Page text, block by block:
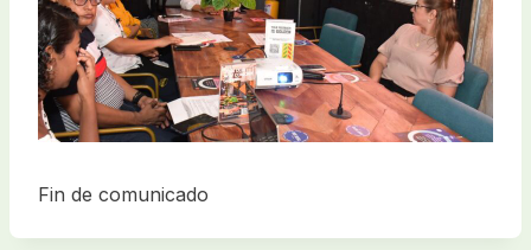
Fin de comunicado